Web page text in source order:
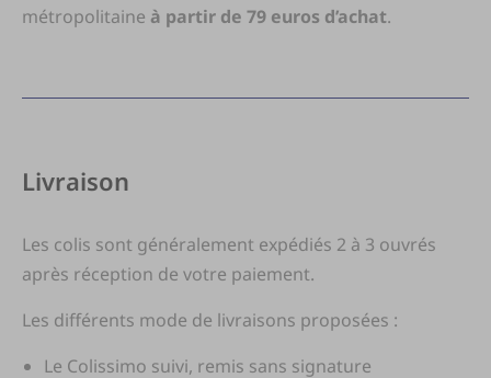
métropolitaine à partir de 79 euros d’achat.
Livraison
Les colis sont généralement expédiés 2 à 3 ouvrés
après réception de votre paiement.
Les différents mode de livraisons proposées :
Le Colissimo suivi, remis sans signature